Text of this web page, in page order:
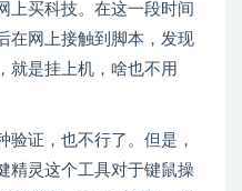
上买科技。在这一段时间
在网上接触到脚本，发现
就是挂上机，啥也不用
验证，也不行了。但是，
精灵这个工具对于键鼠操